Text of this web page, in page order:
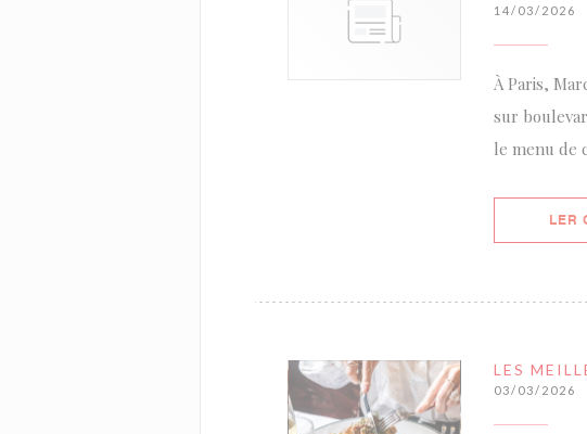
14/03/2026
À Paris,
sur
le menu de
LER
LES
03/03/2026